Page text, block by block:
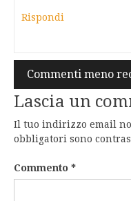
Rispondi
commenti
Commenti meno
Lascia un
Il tuo indirizzo email
obbligatori sono
Commento *